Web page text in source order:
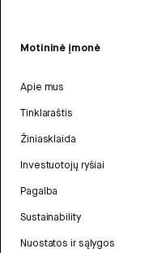
Motininė įmonė
Apie mus
Tinklaraštis
Žiniasklaida
Investuotojų ryšiai
Pagalba
Sustainability
Nuostatos ir sąlygos